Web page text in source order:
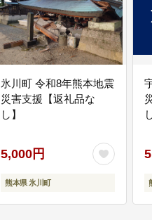
氷川町 令和8年熊本地震
災害支援【返礼品な
し】
5,000円
熊本県 氷川町